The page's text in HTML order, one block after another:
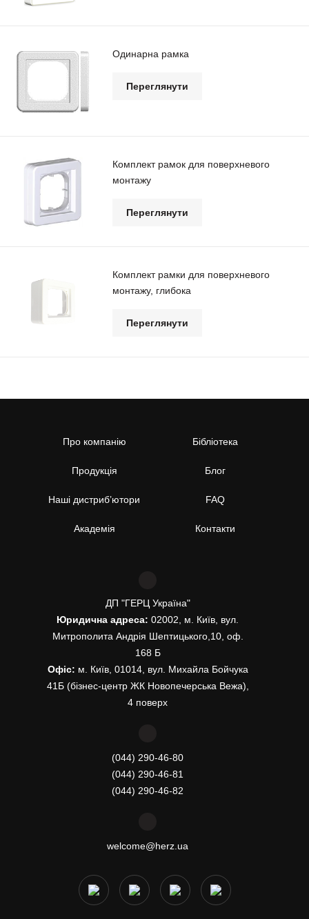
Одинарна рамка
Переглянути
Комплект рамок для поверхневого
монтажу
Переглянути
Комплект рамки для поверхневого
монтажу, глибока
Переглянути
Про компанію
Продукція
Наші дистриб’ютори
Академія
Бібліотека
Блог
FAQ
Контакти
ДП "ГЕРЦ Україна"
Юридична адреса: 02002, м. Київ, вул.
Митрополита Андрія Шептицького,10, оф.
168 Б
Офіс: м. Київ, 01014, вул. Михайла Бойчука
41Б (бізнес-центр ЖК Новопечерська Вежа),
4 поверх
(044) 290-46-80
(044) 290-46-81
(044) 290-46-82
welcome@herz.ua